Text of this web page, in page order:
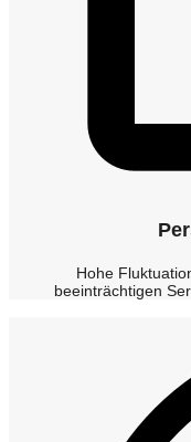
Hohe
beeinträchtigen